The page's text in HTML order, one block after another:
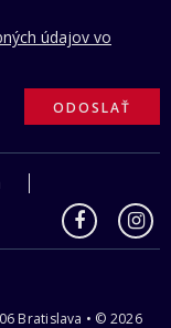
údajov vo
Bratislava • © 2026